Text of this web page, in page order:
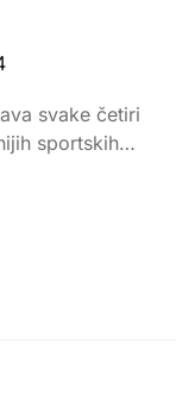
svake četiri
sportskih…